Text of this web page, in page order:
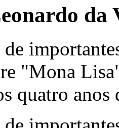
da
de
"Mona
quatro